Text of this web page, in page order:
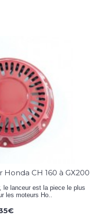
CH 160 à GX200
le lanceur est la piece le plus
les moteurs Ho..